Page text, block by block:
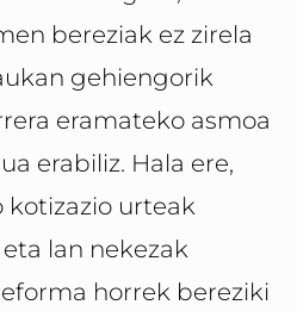
bereziak ez zirela
gehiengorik
eramateko asmoa
erabiliz. Hala ere,
kotizazio urteak
lan nekezak
horrek bereziki